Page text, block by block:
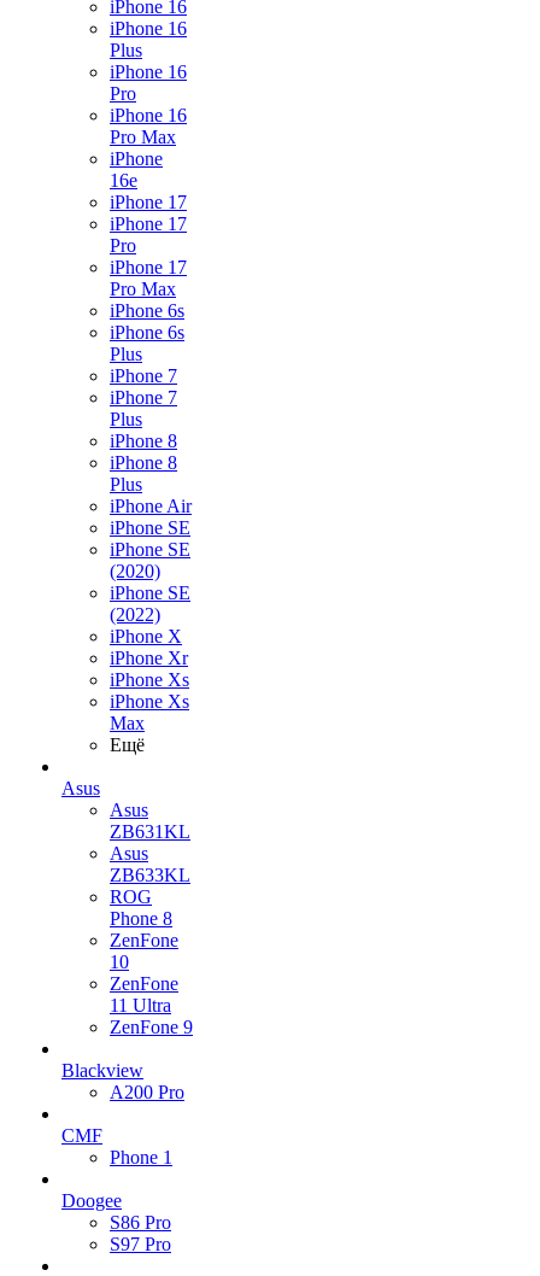
iPhone 16
iPhone 16
Plus
iPhone 16
Pro
iPhone 16
Pro Max
iPhone
16e
iPhone 17
iPhone 17
Pro
iPhone 17
Pro Max
iPhone 6s
iPhone 6s
Plus
iPhone 7
iPhone 7
Plus
iPhone 8
iPhone 8
Plus
iPhone Air
iPhone SE
iPhone SE
(2020)
iPhone SE
(2022)
iPhone X
iPhone Xr
iPhone Xs
iPhone Xs
Max
Ещё
Asus
Asus
ZB631KL
Asus
ZB633KL
ROG
Phone 8
ZenFone
10
ZenFone
11 Ultra
ZenFone 9
Blackview
A200 Pro
CMF
Phone 1
Doogee
S86 Pro
S97 Pro